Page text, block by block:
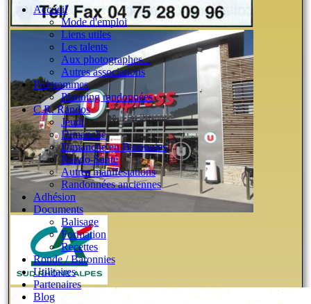
Accueil
Mode d'emploi
Liens utiles
Les talents
Aux photographes...
Autres associations
Programmes
Planning randonnées
C.R. Randos
Jeudi
Dimanche
Dimanche en Baronnies
Rando-Santé
Autres manifestations
Randonnées anciennes
Adhésion
Documents
Balisage
Formation
Recettes
Ronde / Baronnies
Utilitaires
Partenaires
Blog